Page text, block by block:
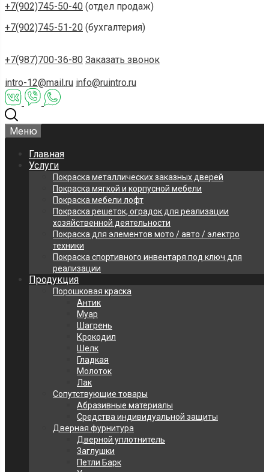
+7(902)745-50-40 (отдел продаж)
+7(902)745-51-20 (бухгалтерия)
+7(987)700-36-80 Заказать звонок
intro-12@mail.ru info@ruintro.ru
Меню
Главная
Услуги
Покраска металлических заказных дверей
Покраска мягкой и корпусной мебели
Покраска мебели лофт
Покраска решеток, оградок для реализации
хозяйственной деятельности
Покраска для элементов мото / авто / электро
техники
Покраска спортивного инвентаря под ключ для
реализации
Продукция
Порошковая краска
Антик
Муар
Шагрень
Крокодил
Шелк
Гладкая
Молоток
Лак
Сопутствующие товары
Абразивные материалы
Средства индивидуальной защиты
Дверная фурнитура
Дверной уплотнитель
Заглушки
Петли Барк